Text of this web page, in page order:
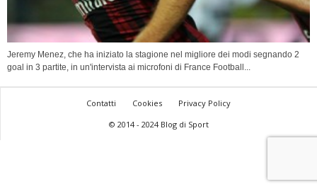
Jeremy Menez, che ha iniziato la stagione nel migliore dei modi segnando 2
goal in 3 partite, in un'intervista ai microfoni di France Football...
Contatti Cookies
Privacy Policy
© 2014 - 2024 Blog di Sport